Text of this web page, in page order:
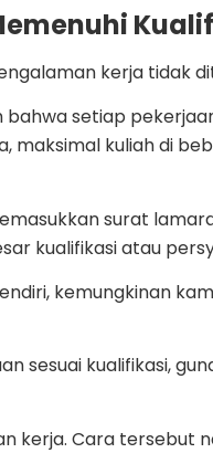
kerja tidak
setiap
maksimal kuliah di
surat
kualifikasi atau
kemungkinan
sesuai kualifikasi,
kerja. Cara tersebut